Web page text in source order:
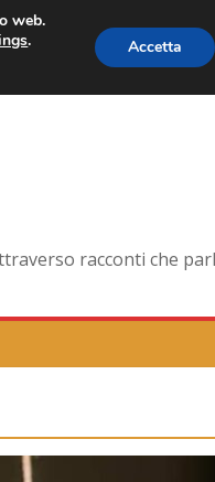
racconti che
web.
. Accetta